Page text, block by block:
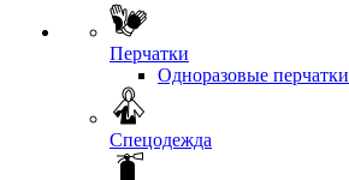
Перчатки
Одноразовые перчатки
Спецодежда